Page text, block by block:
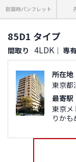
新築時パンフレット
85D1 タイプ
間取り 4LDK ｜ 専
所在地
東京都
最寄駅
東京メ
りか